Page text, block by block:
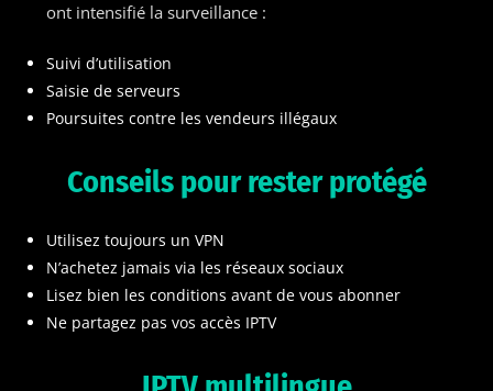
ont intensifié la surveillance :
Suivi d’utilisation
Saisie de serveurs
Poursuites contre les vendeurs illégaux
Conseils pour rester protégé
Utilisez toujours un VPN
N’achetez jamais via les réseaux sociaux
Lisez bien les conditions avant de vous abonner
Ne partagez pas vos accès IPTV